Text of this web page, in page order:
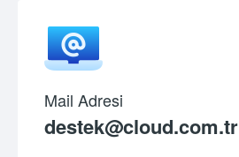
Mail Adresi
destek@cloud.com.tr